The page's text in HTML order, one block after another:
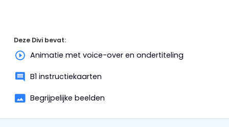
Deze Divi bevat:
Animatie met voice-over en ondertiteling
B1 instructiekaarten
Begrijpelijke beelden